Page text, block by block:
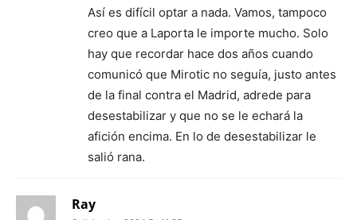
Así es difícil optar a nada. Vamos, tampoco
creo que a Laporta le importe mucho. Solo
hay que recordar hace dos años cuando
comunicó que Mirotic no seguía, justo antes
de la final contra el Madrid, adrede para
desestabilizar y que no se le echará la
afición encima. En lo de desestabilizar le
salió rana.
Ray